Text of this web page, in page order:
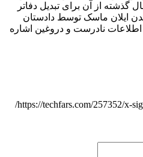
از آن برای تبدیل دفاتر
ایلان ماسک توسط دادستان
نادرست و دروغین اشاره